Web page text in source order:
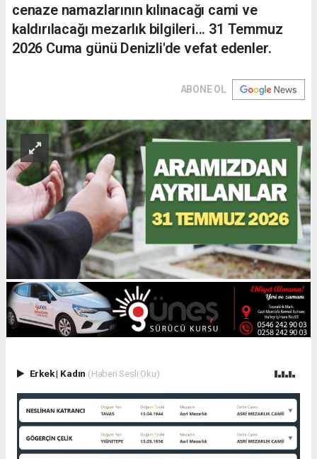
cenaze namazlarının kılınacağı cami ve
kaldırılacağı mezarlık bilgileri... 31 Temmuz
2026 Cuma günü Denizli'de vefat edenler.
ABONE OL
Erkek| Kadın (Haberi Sesli Oku)